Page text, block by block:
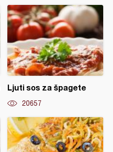
Ljuti sos za špagete
20657